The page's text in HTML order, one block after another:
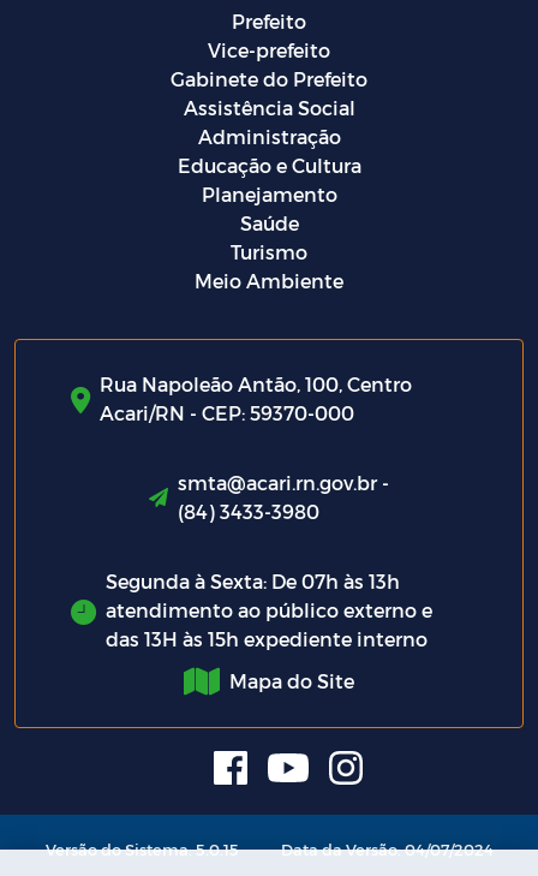
Prefeito
Vice-prefeito
Gabinete do Prefeito
Assistência Social
Administração
Educação e Cultura
Planejamento
Saúde
Turismo
Meio Ambiente
Rua Napoleão Antão, 100, Centro
Acari/RN - CEP: 59370-000
smta@acari.rn.gov.br -
(84) 3433-3980
Segunda à Sexta: De 07h às 13h
atendimento ao público externo e
das 13H às 15h expediente interno
Mapa do Site
Versão do Sistema: 5.0.15 Data da Versão: 04/07/2024